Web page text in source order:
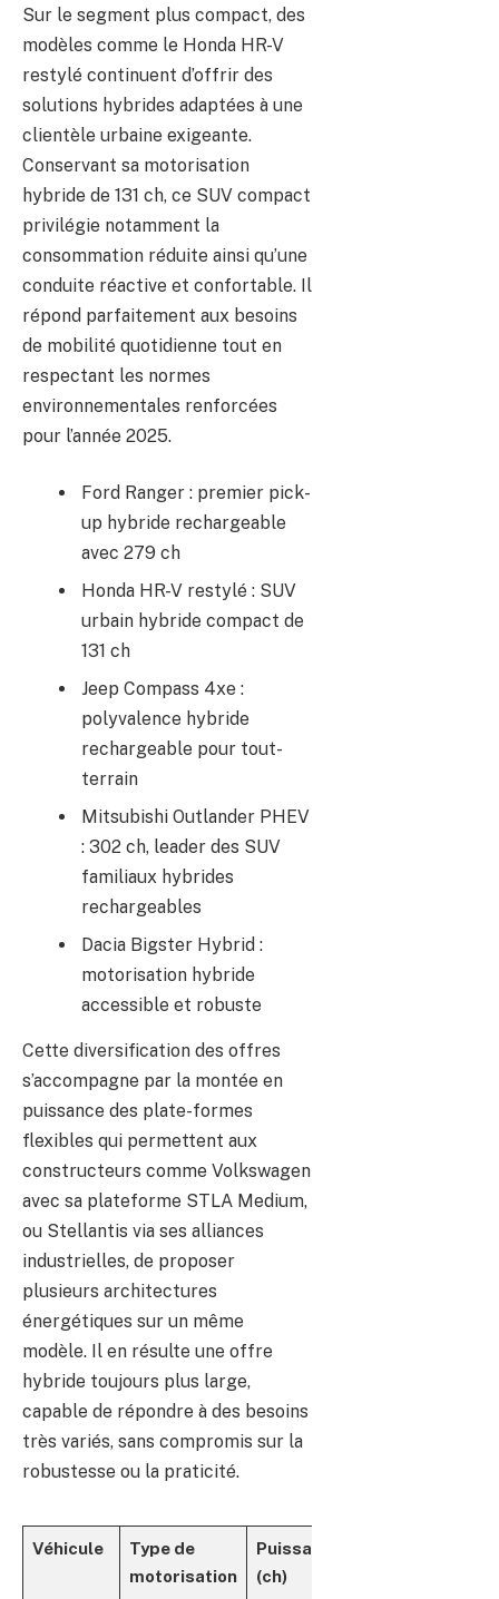
Sur le segment plus compact, des
modèles comme le Honda HR-V
restylé continuent d’offrir des
solutions hybrides adaptées à une
clientèle urbaine exigeante.
Conservant sa motorisation
hybride de 131 ch, ce SUV compact
privilégie notamment la
consommation réduite ainsi qu’une
conduite réactive et confortable. Il
répond parfaitement aux besoins
de mobilité quotidienne tout en
respectant les normes
environnementales renforcées
pour l’année 2025.
Ford Ranger : premier pick-
up hybride rechargeable
avec 279 ch
Honda HR-V restylé : SUV
urbain hybride compact de
131 ch
Jeep Compass 4xe :
polyvalence hybride
rechargeable pour tout-
terrain
Mitsubishi Outlander PHEV
: 302 ch, leader des SUV
familiaux hybrides
rechargeables
Dacia Bigster Hybrid :
motorisation hybride
accessible et robuste
Cette diversification des offres
s’accompagne par la montée en
puissance des plate-formes
flexibles qui permettent aux
constructeurs comme Volkswagen
avec sa plateforme STLA Medium,
ou Stellantis via ses alliances
industrielles, de proposer
plusieurs architectures
énergétiques sur un même
modèle. Il en résulte une offre
hybride toujours plus large,
capable de répondre à des besoins
très variés, sans compromis sur la
robustesse ou la praticité.
Véhicule
Type de
motorisation
Puissance
(ch)